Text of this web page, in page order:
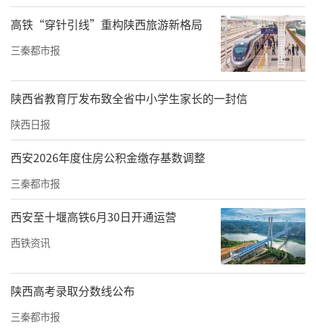
质升级。
百润重工相关负责人表示，此次成功配套服务
上海“航天核电级合金”超级工厂项目，是企
业核心技术实力的有力印证。未来，百润重工
精进技术，在高端装备制造领域持续发力，以
技术革新推动行业进步，为提升我国高端金属
材料自主可控保障能力贡献力量。
责任编辑：方点 赵森
高铁“穿针引线”重构陕西旅游新格局
三秦都市报
陕西省教育厅发布致全省中小学生家长的一封信
陕西日报
西安2026年度住房公积金缴存基数调整
三秦都市报
西安至十堰高铁6月30日开通运营
西铁资讯
陕西高考录取分数线公布
三秦都市报